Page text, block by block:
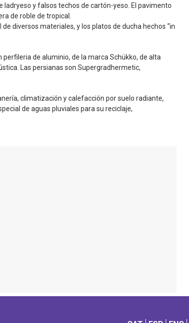
ladryeso y falsos techos de cartón-yeso. El pavimento
de roble de tropical.
diversos materiales, y los platos de ducha hechos “in
de aluminio, de la marca Schükko, de alta
Las persianas son Supergradhermetic,
climatización y calefacción por suelo radiante,
de aguas pluviales para su reciclaje,